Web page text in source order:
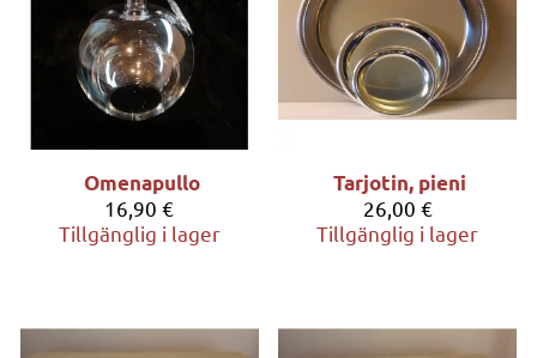
Omenapullo
16,90 €
Tillgänglig i lager
Tarjotin, pieni
26,00 €
Tillgänglig i lager